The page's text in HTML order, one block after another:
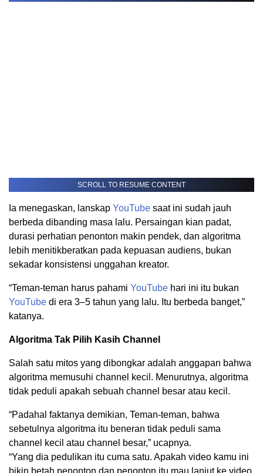
SCROLL TO RESUME CONTENT
Ia menegaskan, lanskap YouTube saat ini sudah jauh
berbeda dibanding masa lalu. Persaingan kian padat,
durasi perhatian penonton makin pendek, dan algoritma
lebih menitikberatkan pada kepuasan audiens, bukan
sekadar konsistensi unggahan kreator.
“Teman-teman harus pahami YouTube hari ini itu bukan
YouTube di era 3–5 tahun yang lalu. Itu berbeda banget,”
katanya.
Algoritma Tak Pilih Kasih Channel
Salah satu mitos yang dibongkar adalah anggapan bahwa
algoritma memusuhi channel kecil. Menurutnya, algoritma
tidak peduli apakah sebuah channel besar atau kecil.
“Padahal faktanya demikian, Teman-teman, bahwa
sebetulnya algoritma itu beneran tidak peduli sama
channel kecil atau channel besar,” ucapnya.
“Yang dia pedulikan itu cuma satu. Apakah video kamu ini